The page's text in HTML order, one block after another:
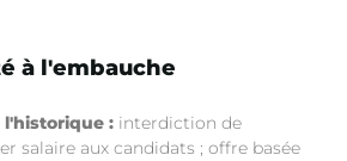
à l'embauche
l'historique : interdiction de
salaire aux candidats ; offre basée